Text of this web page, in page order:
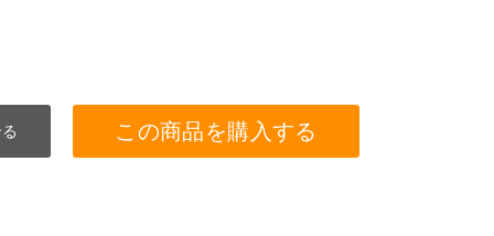
この商品を購入する